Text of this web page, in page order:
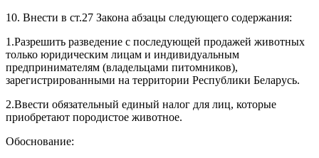
10. Внести в ст.27 Закона абзацы следующего содержания:
1.Разрешить разведение с последующей продажей животных
только юридическим лицам и индивидуальным
предпринимателям (владельцами питомников),
зарегистрированными на территории Республики Беларусь.
2.Ввести обязательный единый налог для лиц, которые
приобретают породистое животное.
Обоснование: